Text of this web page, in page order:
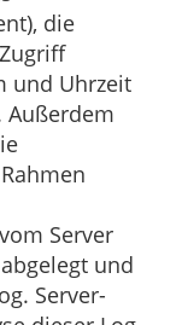
die
und Uhrzeit
Außerdem
Server
und
Server-